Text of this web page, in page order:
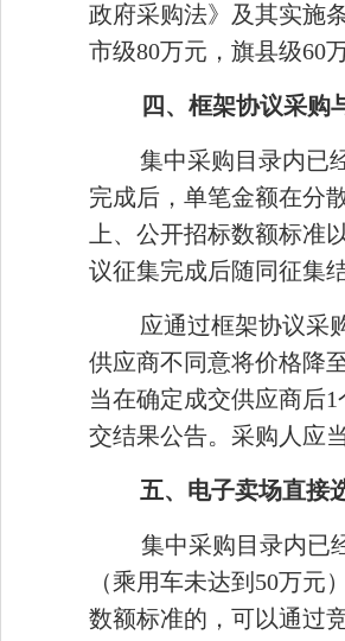
政府采购法》及其实施
市级80万元，旗县级60万
四、框架协议采购
集中采购目录内已
完成后，单笔金额在分
上、公开招标数额标
议征集完成后随同征集
应通过框架协议采
供应商不同意将价格降
当在确定成交供应商后
交结果公告。采购人应
五、电子卖场直接
集中采购目录内已
（乘用车未达到50万
数额标准的，可以通过